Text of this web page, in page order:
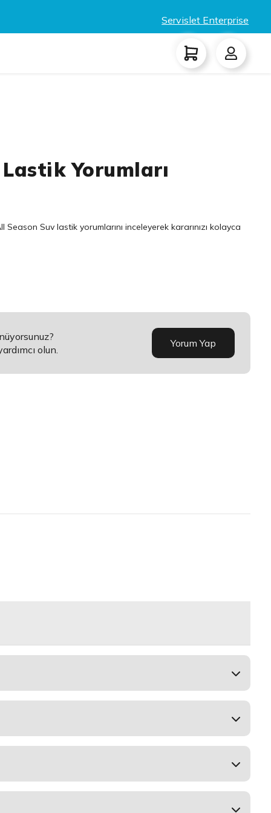
Servislet Enterprise
Yorumları
Season Suv lastik yorumlarını inceleyerek kararınızı kolayca
olun.
Yorum Yap